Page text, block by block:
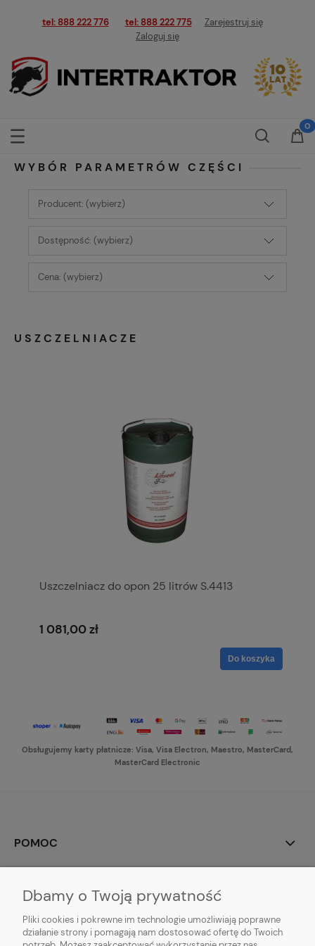
tel: 888 222 776 tel: 888 222 775
Zarejestruj się
Zaloguj się
WYBÓR PARAMETRÓW CZĘŚCI
Producent: (wybierz)
Dostępność: (wybierz)
Cena: (wybierz)
USZCZELNIACZE
Uszczelniacz do opon 25 litrów S.4413
1 081,00 zł
Do koszyka
Obsługujemy karty płatnicze: Visa, Visa Electron, Maestro, MasterCard,
MasterCard Electronic
POMOC
Dbamy o Twoją prywatność
Pliki cookies i pokrewne im technologie umożliwiają poprawne
działanie strony i pomagają nam dostosować ofertę do Twoich